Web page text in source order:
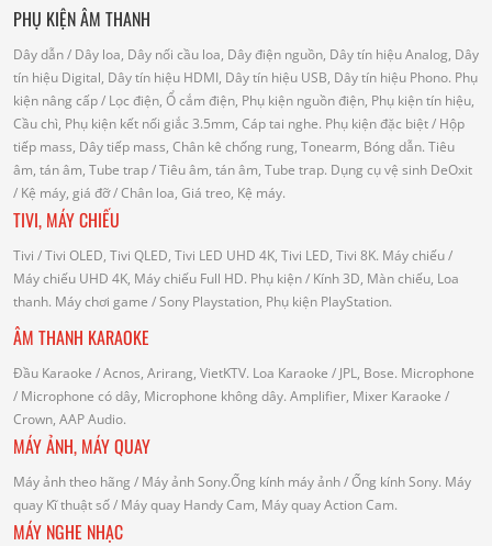
PHỤ KIỆN ÂM THANH
Dây dẫn/ Dây loa, Dây nối cầu loa, Dây điện nguồn, Dây tín hiệu Analog, Dây
tín hiệu Digital, Dây tín hiệu HDMI, Dây tín hiệu USB, Dây tín hiệu Phono. Phụ
kiện nâng cấp/ Lọc điện, Ổ cắm điện, Phụ kiện nguồn điện, Phụ kiện tín hiệu,
Cầu chì, Phụ kiện kết nối giắc 3.5mm, Cáp tai nghe. Phụ kiện đặc biệt/ Hộp
tiếp mass, Dây tiếp mass, Chân kê chống rung, Tonearm, Bóng dẫn. Tiêu
âm, tán âm, Tube trap/ Tiêu âm, tán âm, Tube trap. Dụng cụ vệ sinh DeOxit
/ Kệ máy, giá đỡ/ Chân loa, Giá treo, Kệ máy.
TIVI, MÁY CHIẾU
Tivi / Tivi OLED, Tivi QLED, Tivi LED UHD 4K, Tivi LED, Tivi 8K. Máy chiếu/
Máy chiếu UHD 4K, Máy chiếu Full HD. Phụ kiện/ Kính 3D, Màn chiếu, Loa
thanh. Máy chơi game / Sony Playstation, Phụ kiện PlayStation.
ÂM THANH KARAOKE
Đầu Karaoke / Acnos, Arirang, VietKTV. Loa Karaoke / JPL, Bose. Microphone
/ Microphone có dây, Microphone không dây. Amplifier, Mixer Karaoke /
Crown, AAP Audio.
MÁY ẢNH, MÁY QUAY
Máy ảnh theo hãng / Máy ảnh Sony.Ống kính máy ảnh / Ống kính Sony. Máy
quay Kĩ thuật số/ Máy quay Handy Cam, Máy quay Action Cam.
MÁY NGHE NHẠC